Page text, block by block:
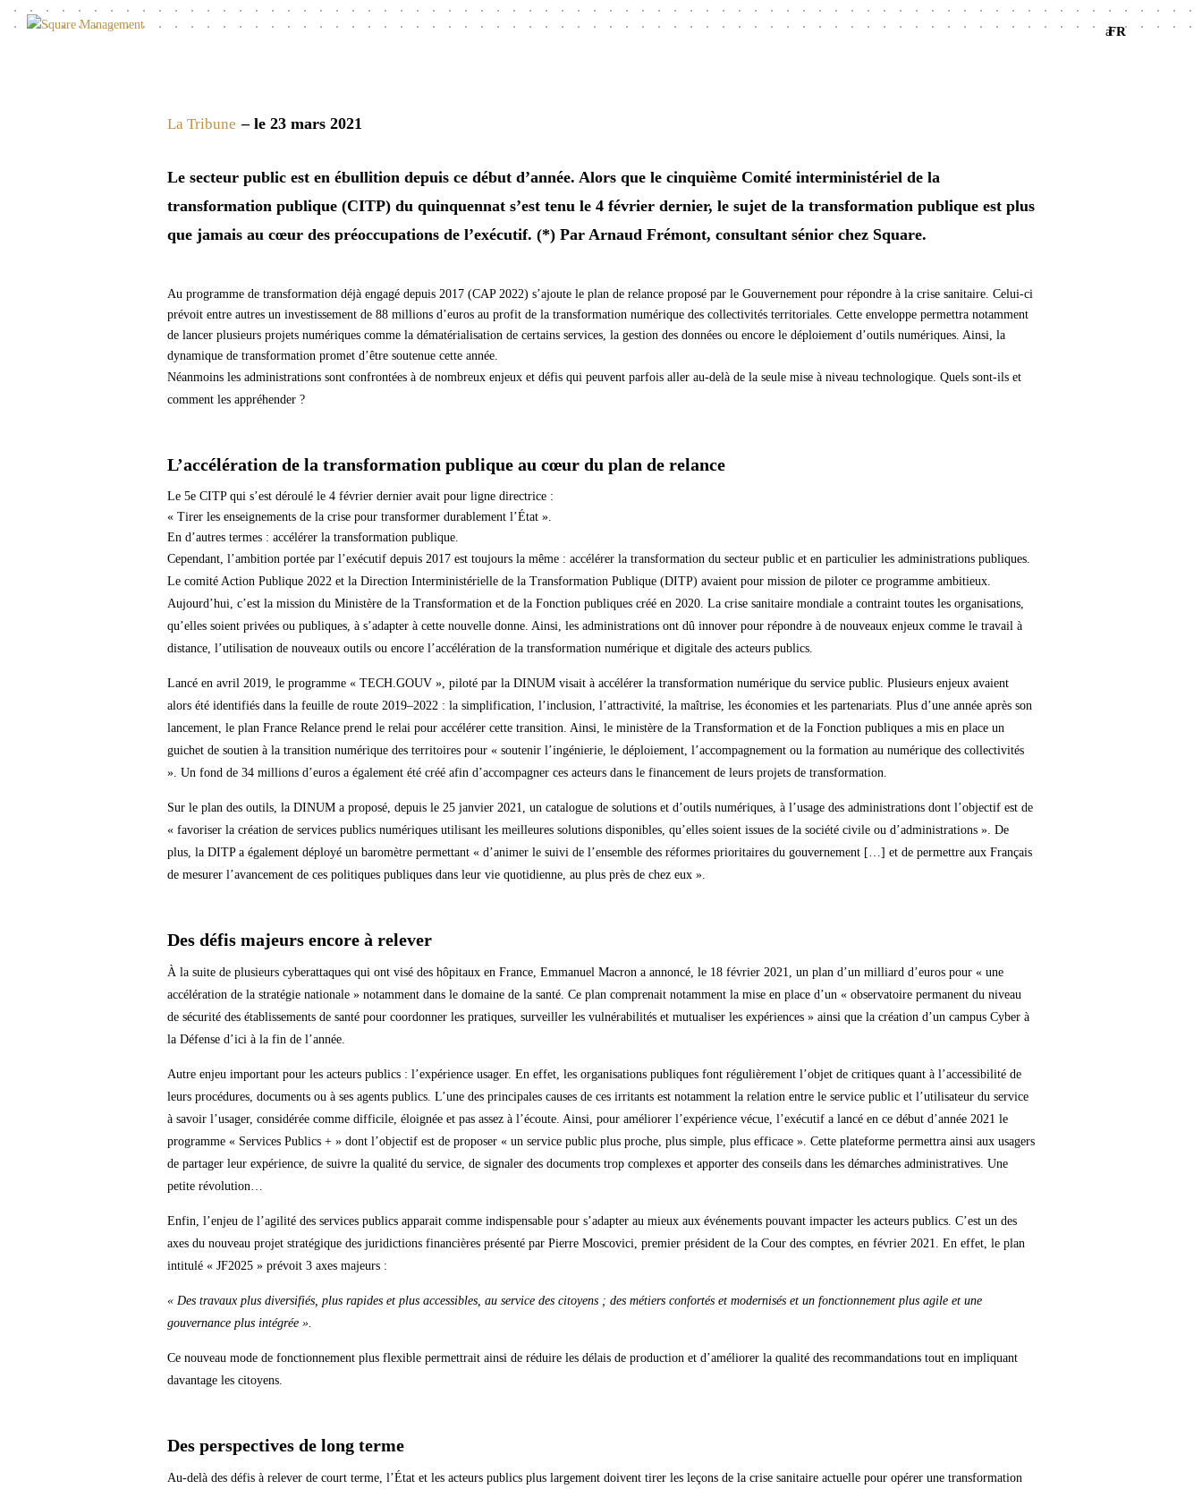
aFR
La Tribune – le 23 mars 2021
Le secteur public est en ébullition depuis ce début d’année. Alors que le cinquième Comité interministériel de la
transformation publique (CITP) du quinquennat s’est tenu le 4 février dernier, le sujet de la transformation publique est plus
que jamais au cœur des préoccupations de l’exécutif. (*) Par Arnaud Frémont, consultant sénior chez Square.
Au programme de transformation déjà engagé depuis 2017 (CAP 2022) s’ajoute le plan de relance proposé par le Gouvernement pour répondre à la crise sanitaire. Celui-ci
prévoit entre autres un investissement de 88 millions d’euros au profit de la transformation numérique des collectivités territoriales. Cette enveloppe permettra notamment
de lancer plusieurs projets numériques comme la dématérialisation de certains services, la gestion des données ou encore le déploiement d’outils numériques. Ainsi, la
dynamique de transformation promet d’être soutenue cette année.
Néanmoins les administrations sont confrontées à de nombreux enjeux et défis qui peuvent parfois aller au-delà de la seule mise à niveau technologique. Quels sont-ils et
comment les appréhender ?
L’accélération de la transformation publique au cœur du plan de relance
Le 5e CITP qui s’est déroulé le 4 février dernier avait pour ligne directrice :
« Tirer les enseignements de la crise pour transformer durablement l’État ».
En d’autres termes : accélérer la transformation publique.
Cependant, l’ambition portée par l’exécutif depuis 2017 est toujours la même : accélérer la transformation du secteur public et en particulier les administrations publiques.
Le comité Action Publique 2022 et la Direction Interministérielle de la Transformation Publique (DITP) avaient pour mission de piloter ce programme ambitieux.
Aujourd’hui, c’est la mission du Ministère de la Transformation et de la Fonction publiques créé en 2020. La crise sanitaire mondiale a contraint toutes les organisations,
qu’elles soient privées ou publiques, à s’adapter à cette nouvelle donne. Ainsi, les administrations ont dû innover pour répondre à de nouveaux enjeux comme le travail à
distance, l’utilisation de nouveaux outils ou encore l’accélération de la transformation numérique et digitale des acteurs publics.
Lancé en avril 2019, le programme « TECH.GOUV », piloté par la DINUM visait à accélérer la transformation numérique du service public. Plusieurs enjeux avaient
alors été identifiés dans la feuille de route 2019–2022 : la simplification, l’inclusion, l’attractivité, la maîtrise, les économies et les partenariats. Plus d’une année après son
lancement, le plan France Relance prend le relai pour accélérer cette transition. Ainsi, le ministère de la Transformation et de la Fonction publiques a mis en place un
guichet de soutien à la transition numérique des territoires pour « soutenir l’ingénierie, le déploiement, l’accompagnement ou la formation au numérique des collectivités
». Un fond de 34 millions d’euros a également été créé afin d’accompagner ces acteurs dans le financement de leurs projets de transformation.
Sur le plan des outils, la DINUM a proposé, depuis le 25 janvier 2021, un catalogue de solutions et d’outils numériques, à l’usage des administrations dont l’objectif est de
« favoriser la création de services publics numériques utilisant les meilleures solutions disponibles, qu’elles soient issues de la société civile ou d’administrations ». De
plus, la DITP a également déployé un baromètre permettant « d’animer le suivi de l’ensemble des réformes prioritaires du gouvernement […] et de permettre aux Français
de mesurer l’avancement de ces politiques publiques dans leur vie quotidienne, au plus près de chez eux ».
Des défis majeurs encore à relever
À la suite de plusieurs cyberattaques qui ont visé des hôpitaux en France, Emmanuel Macron a annoncé, le 18 février 2021, un plan d’un milliard d’euros pour « une
accélération de la stratégie nationale » notamment dans le domaine de la santé. Ce plan comprenait notamment la mise en place d’un « observatoire permanent du niveau
de sécurité des établissements de santé pour coordonner les pratiques, surveiller les vulnérabilités et mutualiser les expériences » ainsi que la création d’un campus Cyber à
la Défense d’ici à la fin de l’année.
Autre enjeu important pour les acteurs publics : l’expérience usager. En effet, les organisations publiques font régulièrement l’objet de critiques quant à l’accessibilité de
leurs procédures, documents ou à ses agents publics. L’une des principales causes de ces irritants est notamment la relation entre le service public et l’utilisateur du service
à savoir l’usager, considérée comme difficile, éloignée et pas assez à l’écoute. Ainsi, pour améliorer l’expérience vécue, l’exécutif a lancé en ce début d’année 2021 le
programme « Services Publics + » dont l’objectif est de proposer « un service public plus proche, plus simple, plus efficace ». Cette plateforme permettra ainsi aux usagers
de partager leur expérience, de suivre la qualité du service, de signaler des documents trop complexes et apporter des conseils dans les démarches administratives. Une
petite révolution…
Enfin, l’enjeu de l’agilité des services publics apparait comme indispensable pour s’adapter au mieux aux événements pouvant impacter les acteurs publics. C’est un des
axes du nouveau projet stratégique des juridictions financières présenté par Pierre Moscovici, premier président de la Cour des comptes, en février 2021. En effet, le plan
intitulé « JF2025 » prévoit 3 axes majeurs :
« Des travaux plus diversifiés, plus rapides et plus accessibles, au service des citoyens ; des métiers confortés et modernisés et un fonctionnement plus agile et une
gouvernance plus intégrée ».
Ce nouveau mode de fonctionnement plus flexible permettrait ainsi de réduire les délais de production et d’améliorer la qualité des recommandations tout en impliquant
davantage les citoyens.
Des perspectives de long terme
Au-delà des défis à relever de court terme, l’État et les acteurs publics plus largement doivent tirer les leçons de la crise sanitaire actuelle pour opérer une transformation